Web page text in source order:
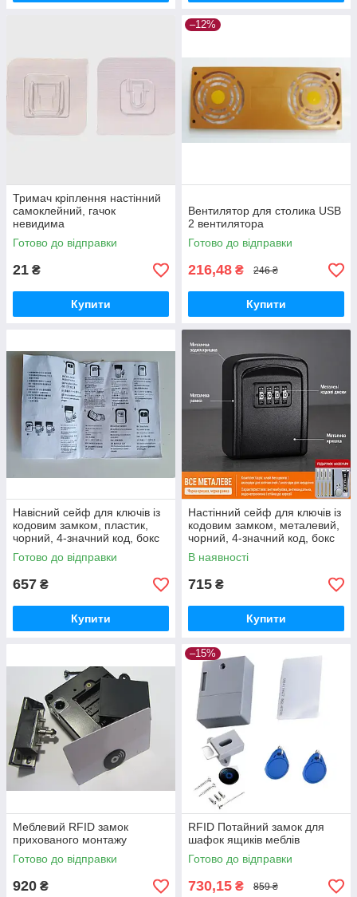
Тримач кріплення настінний
самоклейний, гачок
невидима
Готово до відправки
21 ₴
Купити
–12%
Вентилятор для столика USB
2 вентилятора
Готово до відправки
216,48 ₴ 246 ₴
Купити
Навісний сейф для ключів із
кодовим замком, пластик,
чорний, 4-значний код, бокс
для зберігання ключів
120*90*40
Готово до відправки
657 ₴
Купити
Настінний сейф для ключів із
кодовим замком, металевий,
чорний, 4-значний код, бокс
для зберігання ключів
95*75*35
В наявності
715 ₴
Купити
Меблевий RFID замок
прихованого монтажу
Готово до відправки
920 ₴
–15%
RFID Потайний замок для
шафок ящиків меблів
Готово до відправки
730,15 ₴ 859 ₴